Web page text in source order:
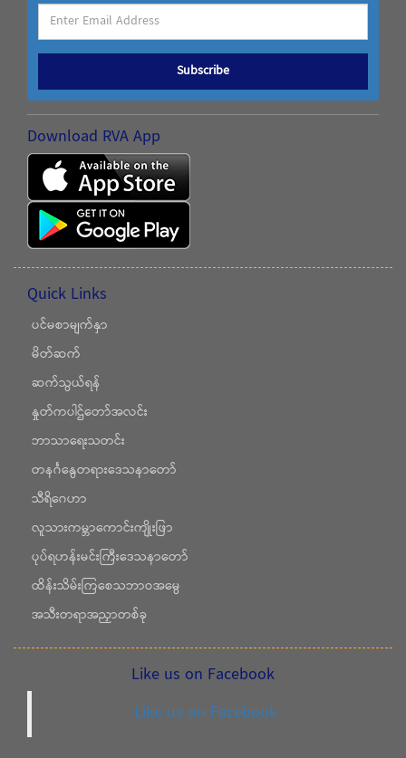
Subscribe
Download RVA App
Quick Links
ပင်မစာမျက်နှာ
မိတ်ဆက်
ဆက်သွယ်ရန်
နှုတ်ကပါဌ်တော်အလင်း
ဘာသာရေးသတင်း
တနင်္ဂနွေတရားဒေသနာတော်
သီရိဂေဟာ
လူသားကမ္ဘာကောင်းကျိုးဖြာ
ပုပ်ရဟန်းမင်းကြီးဒေသနာတော်
ထိန်းသိမ်းကြစေသဘာဝအမွေ
အသီးတရာအညှာတစ်ခု
Like us on Facebook
Like us on Facebook